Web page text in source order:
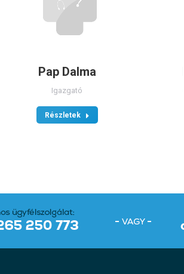
Pap Dalma
Igazgató
Részletek